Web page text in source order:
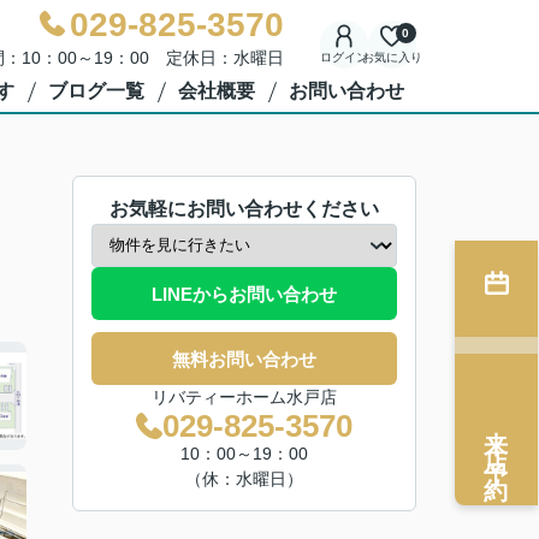
029-825-3570
：10：00～19：00 定休日：水曜日 ログインお気に入り
0
ブログ一覧 会社概要 お問い合わせ
お気軽にお問い合わせください
LINEからお問い合わせ
無料お問い合わせ
リバティーホーム水戸店
029-825-3570
10：00～19：00
（休：水曜日）
来店予約